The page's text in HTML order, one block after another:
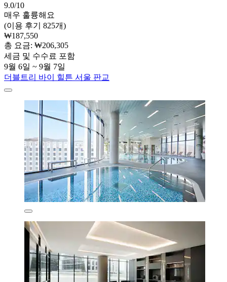
9.0/10
매우 훌륭해요
(이용 후기 825개)
₩187,550
총 요금: ₩206,305
세금 및 수수료 포함
9월 6일 ~ 9월 7일
더블트리 바이 힐튼 서울 판교